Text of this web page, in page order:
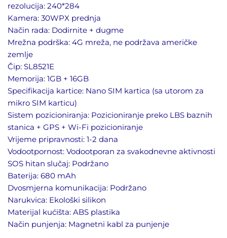
rezolucija: 240*284
Kamera: 30WPX prednja
Način rada: Dodirnite + dugme
Mrežna podrška: 4G mreža, ne podržava američke
zemlje
Čip: SL8521E
Memorija: 1GB + 16GB
Specifikacija kartice: Nano SIM kartica (sa utorom za
mikro SIM karticu)
Sistem pozicioniranja: Pozicioniranje preko LBS baznih
stanica + GPS + Wi-Fi pozicioniranje
Vrijeme pripravnosti: 1-2 dana
Vodootpornost: Vodootporan za svakodnevne aktivnosti
SOS hitan slučaj: Podržano
Baterija: 680 mAh
Dvosmjerna komunikacija: Podržano
Narukvica: Ekološki silikon
Materijal kućišta: ABS plastika
Način punjenja: Magnetni kabl za punjenje